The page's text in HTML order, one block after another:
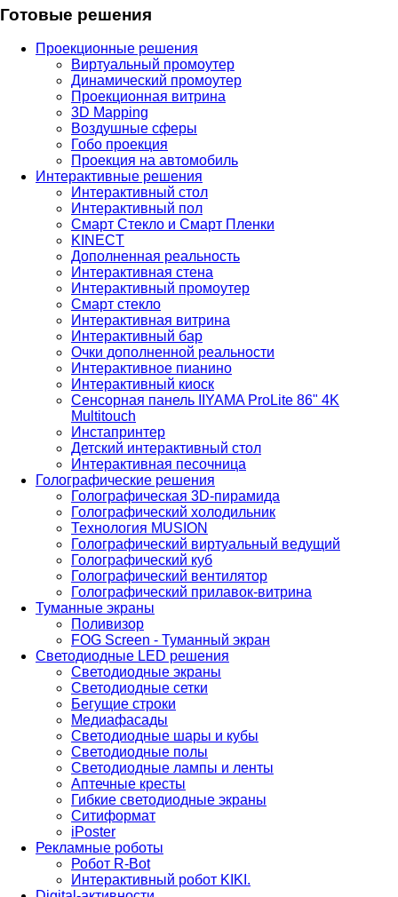
Готовые решения
Проекционные решения
Виртуальный промоутер
Динамический промоутер
Проекционная витрина
3D Mapping
Воздушные сферы
Гобо проекция
Проекция на автомобиль
Интерактивные решения
Интерактивный стол
Интерактивный пол
Смарт Стекло и Смарт Пленки
KINECT
Дополненная реальность
Интерактивная стена
Интерактивный промоутер
Смарт стекло
Интерактивная витрина
Интерактивный бар
Очки дополненной реальности
Интерактивное пианино
Интерактивный киоск
Сенсорная панель IIYAMA ProLite 86" 4K
Multitouch
Инстапринтер
Детский интерактивный стол
Интерактивная песочница
Голографические решения
Голографическая 3D-пирамида
Голографический холодильник
Технология MUSION
Голографический виртуальный ведущий
Голографический куб
Голографический вентилятор
Голографический прилавок-витрина
Туманные экраны
Поливизор
FOG Screen - Туманный экран
Светодиодные LED решения
Светодиодные экраны
Светодиодные сетки
Бегущие строки
Медиафасады
Светодиодные шары и кубы
Светодиодные полы
Светодиодные лампы и ленты
Аптечные кресты
Гибкие светодиодные экраны
Ситиформат
iPoster
Рекламные роботы
Робот R-Bot
Интерактивный робот KIKI.